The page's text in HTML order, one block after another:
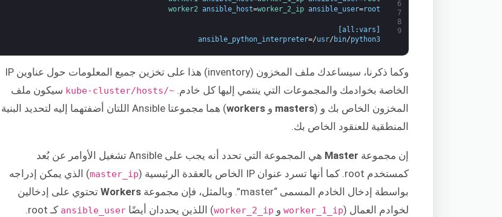
6
7
8
9
worker2 ansible_host=worker_2_ip ansible_user=root
[
all :vars
]
ansible_python_interpreter=/usr/ bin/python3
وكما ذكرنا، سيساعدك ملف المخزون (inventory) هذا على تخزين جميع المعلومات حول عناوين IP
الخاصة بخوادمك والمجموعات التي ينتمي إليها كل خادم.~/kube-cluster/hosts
سيكون ملف
المخزون الخاص بك و (masters وworkers
) هما مجموعتا Ansible اللتان أضفتهما إليه لتحديد البنية
المنطقية للعنقود الخاص بك.
إن مجموعة Master
هي المجموعة التي تحدد أنه يجب على Ansible تشغيل الأوامر عن بُعد
كمستخدم root. كما أنها تسرد عنوان IP الخاص بالعقدة الرئيسية (
master_ip) الذي يمكن إدراجه
بواسطة إدخال الخادم المسمى “master”. وبالمثل، فإن مجموعة
Workers تحتوي على إدخالين
لخوادم العمال (worker_1_ip و worker_2_ip) اللذين يحددان أيضًاansible_user كـ root.